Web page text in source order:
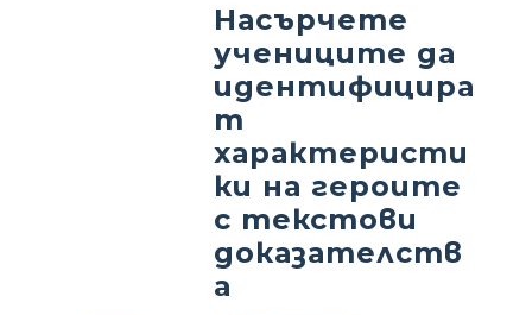
Насърчете
учениците да
идентифицира
т
характеристи
ки на героите
с текстови
доказателств
а